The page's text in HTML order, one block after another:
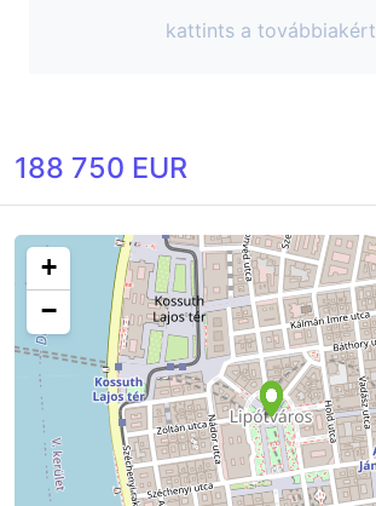
kattints a továbbiakért
188 750 EUR
+
−